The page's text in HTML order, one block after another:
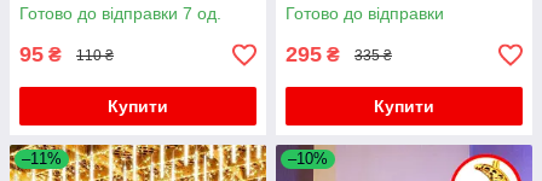
Готово до відправки 7 од.
95 ₴ 110 ₴
Купити
Готово до відправки
295 ₴ 335 ₴
Купити
–11% –10%